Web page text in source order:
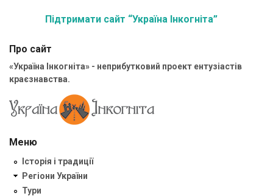
Підтримати сайт “Україна Інкогніта”
Про сайт
«Україна Інкогніта» - неприбутковий проект ентузіастів
краєзнавства.
Меню
Історія і традиції
Регіони України
Тури